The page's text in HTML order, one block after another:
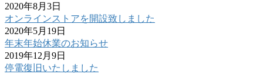
2020年8月3日
オンラインストアを開設致しました
2020年5月19日
年末年始休業のお知らせ
2019年12月9日
停電復旧いたしました